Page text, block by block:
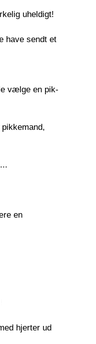
uheldigt!
have sendt et
vælge en pik-
en
hjerter ud